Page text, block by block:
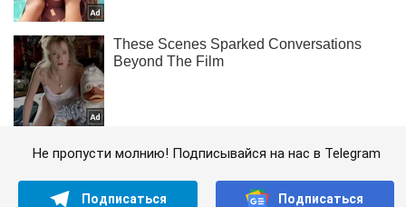
Не пропусти молнию! Подписывайся на нас в Telegram
Подписаться Подписаться